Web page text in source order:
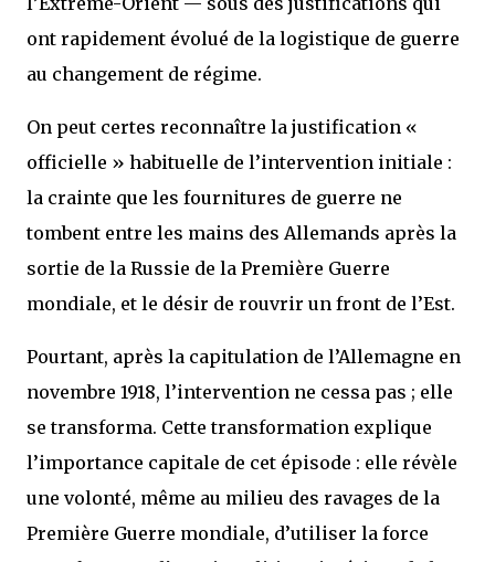
ont rapidement évolué de la logistique de guerre
au changement de régime.
On peut certes reconnaître la justification «
officielle » habituelle de l’intervention initiale :
la crainte que les fournitures de guerre ne
tombent entre les mains des Allemands après la
sortie de la Russie de la Première Guerre
mondiale, et le désir de rouvrir un front de l’Est.
Pourtant, après la capitulation de l’Allemagne en
novembre 1918, l’intervention ne cessa pas ; elle
se transforma. Cette transformation explique
l’importance capitale de cet épisode : elle révèle
une volonté, même au milieu des ravages de la
Première Guerre mondiale, d’utiliser la force